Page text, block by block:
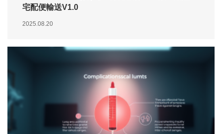
宅配便輸送V1.0
2025.08.20